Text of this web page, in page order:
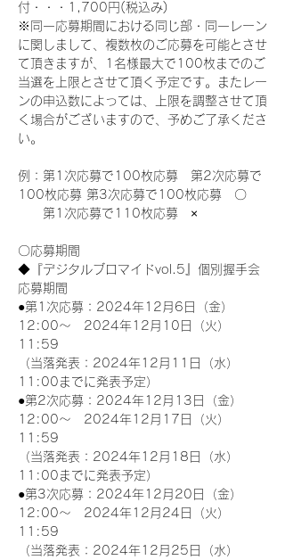
付・・・1,700円(税込み)
※同一応募期間における同じ部・同一レーン
に関しまして、複数枚のご応募を可能とさせ
て頂きますが、1名様最大で100枚までのご
当選を上限とさせて頂く予定です。またレー
ンの申込数によっては、上限を調整させて頂
く場合がございますので、予めご了承くださ
い。
例：第1次応募で100枚応募　第2次応募で
100枚応募 第3次応募で100枚応募　〇
第1次応募で110枚応募　×
〇応募期間
◆『デジタルブロマイドvol.5』個別握手会
応募期間
●第1次応募：2024年12月6日（金）
12:00～　2024年12月10日（火）
11:59
（当落発表：2024年12月11日（水）
11:00までに発表予定）
●第2次応募：2024年12月13日（金）
12:00～　2024年12月17日（火）
11:59
（当落発表：2024年12月18日（水）
11:00までに発表予定）
●第3次応募：2024年12月20日（金）
12:00～　2024年12月24日（火）
11:59
（当落発表：2024年12月25日（水）